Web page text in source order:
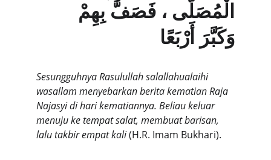
الْمُصَلَّى ، فَصَفَّ بِهِمْ
وَكَبَّرَ أَرْبَعًا
Sesungguhnya Rasulullah salallahualaihi
wasallam menyebarkan berita kematian Raja
Najasyi di hari kematiannya. Beliau keluar
menuju ke tempat salat, membuat barisan,
lalu takbir empat kali (H.R. Imam Bukhari).